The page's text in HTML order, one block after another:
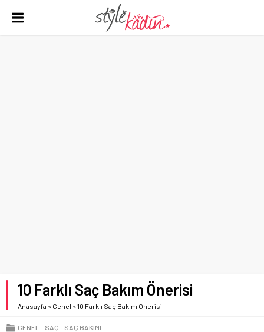
10 Farklı Saç Bakım Önerisi
Anasayfa » Genel »10 Farklı Saç Bakım Önerisi
GENEL SAÇ SAÇ BAKIMI